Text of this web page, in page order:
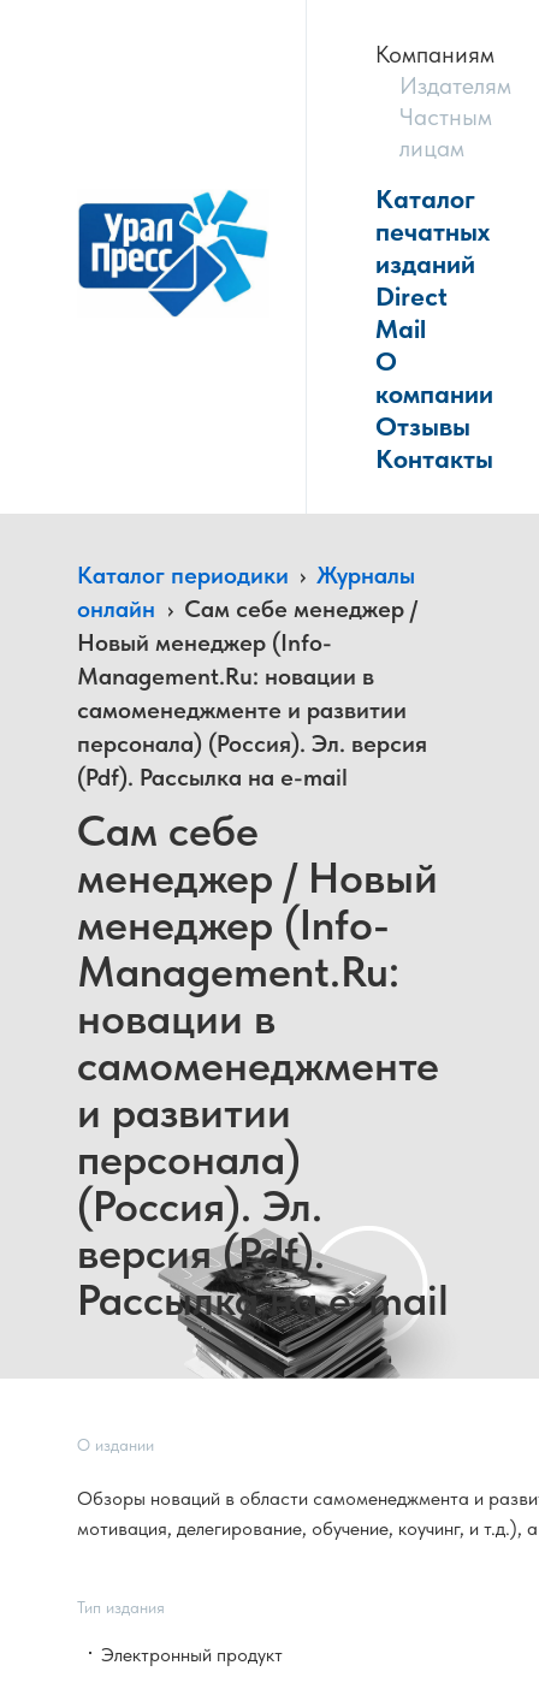
Компаниям
Издателям
Частным
лицам
Каталог
печатных
изданий
Direct
Mail
О
компании
Отзывы
Контакты
Каталог периодики › Журналы
онлайн › Сам себе менеджер /
Новый менеджер (Info-
Management.Ru: новации в
самоменеджменте и развитии
персонала) (Россия). Эл. версия
(Pdf). Рассылка на e-mail
Сам себе
менеджер / Новый
менеджер (Info-
Management.Ru:
новации в
самоменеджменте
и развитии
персонала)
(Россия). Эл.
версия (Pdf).
Рассылка на e-mail
О издании
Обзоры новаций в области самоменеджмента и
мотивация, делегирование, обучение, коучинг, и
Тип издания
Электронный продукт